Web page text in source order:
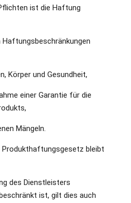
ist die Haftung
Haftungsbeschränkungen
Körper und Gesundheit,
einer Garantie für die
Mängeln.
Produkthaftungsgesetz bleibt
des Dienstleisters
ist, gilt dies auch